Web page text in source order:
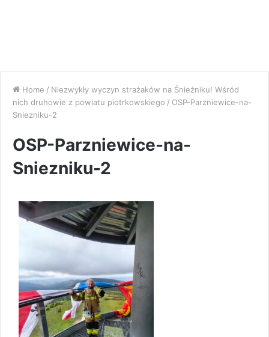
Home / Niezwykły wyczyn strażaków na Śnieżniku! Wśród
nich druhowie z powiatu piotrkowskiego / OSP-Parzniewice-na-
Sniezniku-2
OSP-Parzniewice-na-
Sniezniku-2